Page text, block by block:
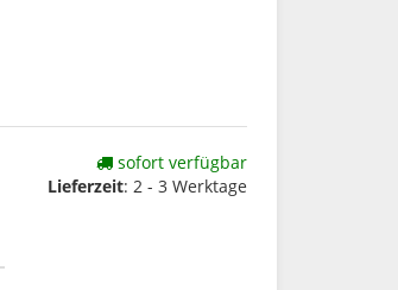
sofort verfügbar
Lieferzeit: 2 - 3 Werktage